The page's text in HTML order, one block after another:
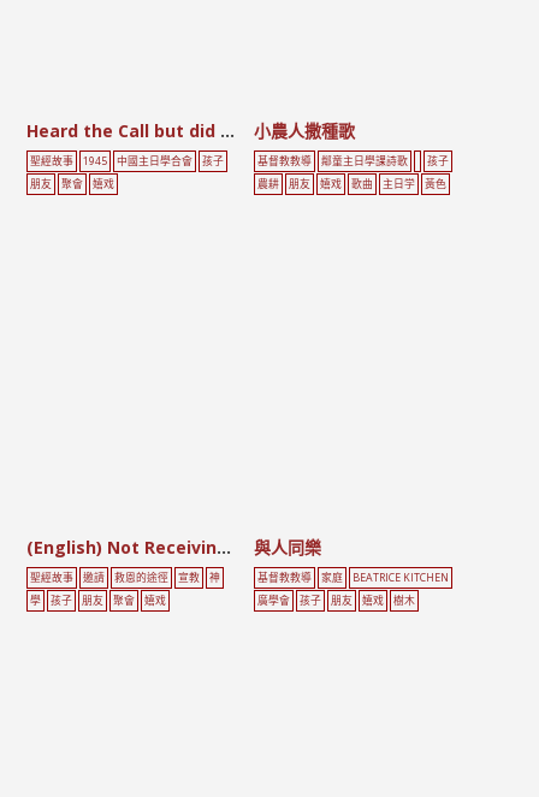
Heard the Call but did not Come
聖經故事 1945 中國主日學合會
孩子
朋友
聚會 嬉戏
小農人撒種歌
基督教教導 鄰童主日學課詩歌
孩子
農耕
朋友 嬉戏 歌曲 主日学 黃色
(English) Not Receiving the Good News
聖經故事 邀請 救恩的途徑 宣教
神
學
孩子 朋友 聚會 嬉戏
與人同樂
基督教教導 家庭
BEATRICE KITCHEN
廣學會
孩子 朋友 嬉戏 樹木